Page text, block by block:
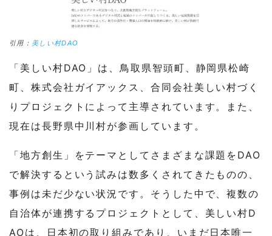
引用： 美しい村DAO
「美しい村DAO」は、鳥取県智頭町、静岡県松崎
町、株式会社ガイアックス、合同会社美しい村づく
りプロジェクトによって主導されています。また、
現在は長野県中川村が参画しています。
「地方創生」をテーマとしてさまざまな課題をDAO
で解決するという試みは数多くされてきたものの、
事例は未だ少ない状況です。そうした中で、複数の
自治体が連携するプロジェクトとして、美しい村D
AOは、日本初の取り組みであり、いまだ日本唯一